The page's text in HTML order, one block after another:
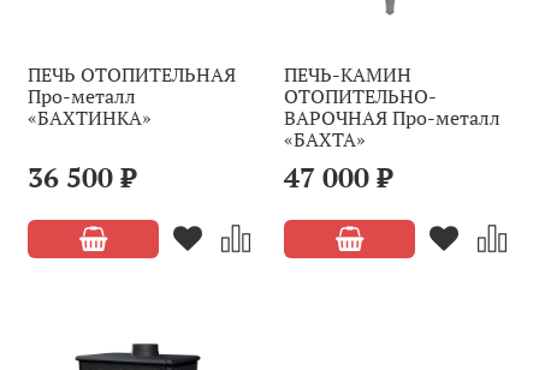
ПЕЧЬ ОТОПИТЕЛЬНАЯ
Про-металл
«БАХТИНКА»
36 500 ₽
ПЕЧЬ-КАМИН
ОТОПИТЕЛЬНО-
ВАРОЧНАЯ Про-металл
«БАХТА»
47 000 ₽